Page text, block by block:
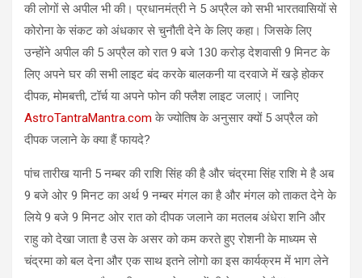
की लोगों से अपील भी की। प्रधानमंत्री ने 5 अप्रैल को सभी भारतवासियों से
कोरोना के संकट को अंधकार से चुनौती देने के लिए कहा। जिसके लिए
उन्होंने अपील की 5 अप्रैल को रात 9 बजे 130 करोड़ देशवासी 9 मिनट के
लिए अपने घर की सभी लाइट बंद करके बालकनी या दरवाजे में खड़े होकर
दीपक, मोमबत्ती, टॉर्च या अपने फोन की फ्लैश लाइट जलाएं। जानिए
AstroTantraMantra.com के ज्योतिष के अनुसार क्यों 5 अप्रैल को
दीपक जलाने के क्या हैं फायदे?
पांच तारीख यानी 5 नम्बर की राशि सिंह की है और चंद्रमा सिंह राशि मे है अब
9 बजे ओर 9 मिनट का अर्थ 9 नम्बर मंगल का है और मंगल को ताकत देने के
लिये 9 बजे 9 मिनट ओर रात को दीपक जलाने का मतलब अंधेरा शनि और
राहु को देखा जाता है उस के असर को कम करते हुए रोशनी के माध्यम से
चंद्रमा को बल देना और एक साथ इतने लोगो का इस कार्यक्रम में भाग लेने